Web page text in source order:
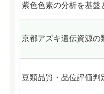
紫色色素の分析を基盤
京都アズキ遺伝資源の
豆類品質・品位評価判